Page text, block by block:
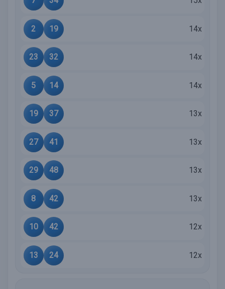
2 19 14x
23 32 14x
5 14 14x
19 37 13x
27 41 13x
29 48 13x
8 42 13x
10 42 12x
13 24 12x